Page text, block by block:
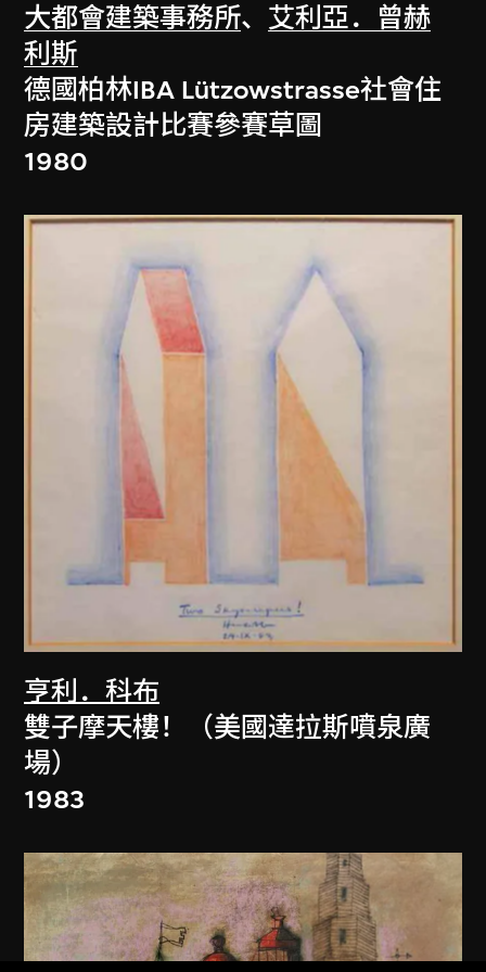
大都會建築事務所、 艾利亞．曾赫
利斯
德國柏林IBA Lützowstrasse社會住
房建築設計比賽參賽草圖
1980
亨利．科布
雙子摩天樓！（美國達拉斯噴泉廣
場）
1983